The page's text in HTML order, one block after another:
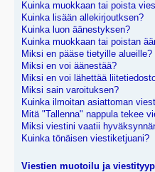
Kuinka muokkaan tai poista
Kuinka lisään allekirjoutksen?
Kuinka luon äänestyksen?
Kuinka muokkaan tai poistan
Miksi en pääse tietyille alueille?
Miksi en voi äänestää?
Miksi en voi lähettää
Miksi sain varoituksen?
Kuinka ilmoitan asiattoman
Mitä "Tallenna" nappula tekee
Miksi viestini vaatii
Kuinka tönäisen viestiketjuani?
Viestien muotoilu ja